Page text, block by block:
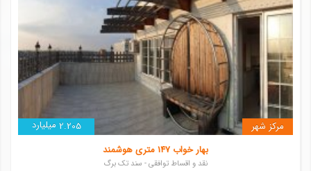
2.205 میلیارد
مرکز شهر
بهار خواب 147 متری هوشمند
نقد و اقساط توافقی - سند تک برگ